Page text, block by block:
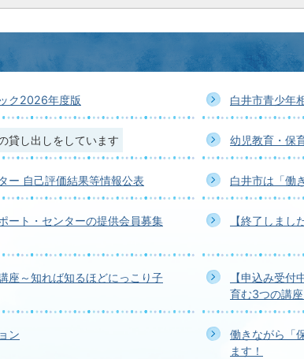
ク2026年度版 白井市青少年
貸し出しをしています 幼児教育・保
ー 自己評価結果等情報公表 白井市は「働
ート・センターの提供会員募集
【終了しま
座～知れば知るほどにっこり子
【申込み受
育む3つの講
ン
働きながら「
ます！